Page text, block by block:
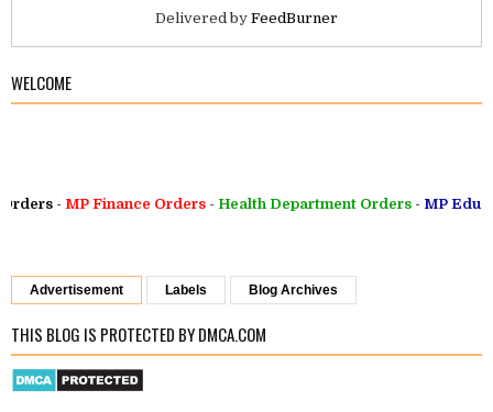
Delivered by FeedBurner
WELCOME
-MP Finance Orders-Health Department Orders-MP
Advertisement Labels Blog Archives
THIS BLOG IS PROTECTED BY DMCA.COM